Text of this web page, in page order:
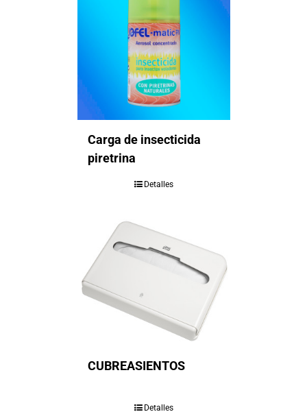
Carga de insecticida
piretrina
Detalles
CUBREASIENTOS
Detalles